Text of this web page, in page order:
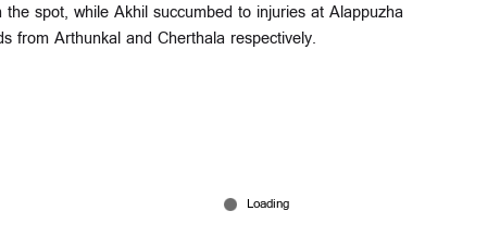
spot, while Akhil succumbed to injuries at Alappuzha
from Arthunkal and Cherthala respectively.